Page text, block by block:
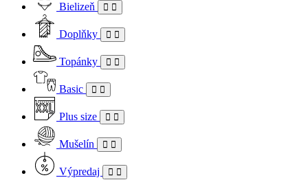
Bielizeň
Doplňky
Topánky
Basic
Plus size
Mušelín
Výpredaj